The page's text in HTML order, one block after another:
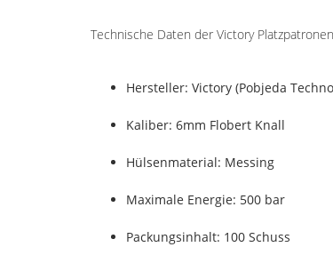
Technische Daten der Victory
Hersteller: Victory (Pobjeda
Kaliber: 6mm Flobert Knall
Hülsenmaterial: Messing
Maximale Energie: 500 bar
Packungsinhalt: 100 Schuss